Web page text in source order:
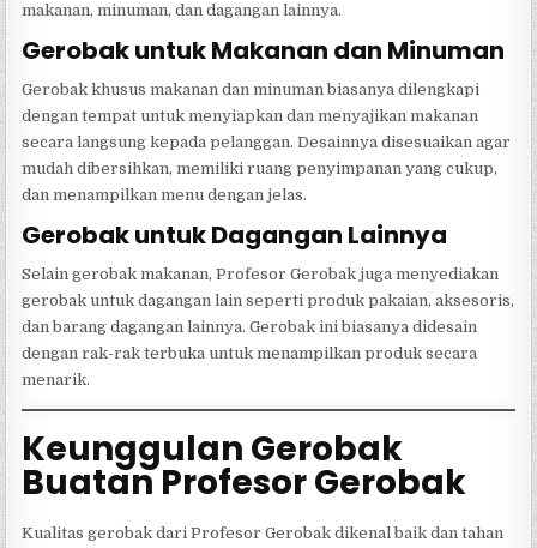
makanan, minuman, dan dagangan lainnya.
Gerobak untuk Makanan dan Minuman
Gerobak khusus makanan dan minuman biasanya dilengkapi
dengan tempat untuk menyiapkan dan menyajikan makanan
secara langsung kepada pelanggan. Desainnya disesuaikan agar
mudah dibersihkan, memiliki ruang penyimpanan yang cukup,
dan menampilkan menu dengan jelas.
Gerobak untuk Dagangan Lainnya
Selain gerobak makanan, Profesor Gerobak juga menyediakan
gerobak untuk dagangan lain seperti produk pakaian, aksesoris,
dan barang dagangan lainnya. Gerobak ini biasanya didesain
dengan rak-rak terbuka untuk menampilkan produk secara
menarik.
Keunggulan Gerobak
Buatan Profesor Gerobak
Kualitas gerobak dari Profesor Gerobak dikenal baik dan tahan